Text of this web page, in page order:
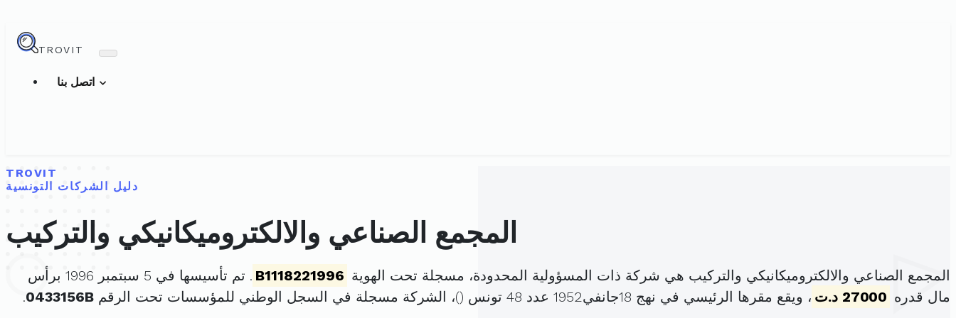
TROVIT
TROVIT
دليل الشركات التونسية
المجمع الصناعي والالكتروميكانيكي والتركيب
المجمع الصناعي والالكتروميكانيكي والتركيب هي شركة ذات المسؤولية المحدودة، مسجلة تحت الهوية B1118221996
. تم تأسيسها في 5 سبتمبر 1996 برأس
مال قدره 27000 د.ت ، ويقع مقرها الرئيسي في نهج 18جانفي1952 عدد 48 تونس ( )، الشركة مسجلة في السجل الوطني للمؤسسات تحت الرقم 0433156B
.